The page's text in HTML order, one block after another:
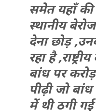
समेत यहाँ की
स्थानीय
देना छोड़
रहा है
बांध पर
पीढ़ी जो
में थी ठगी गई